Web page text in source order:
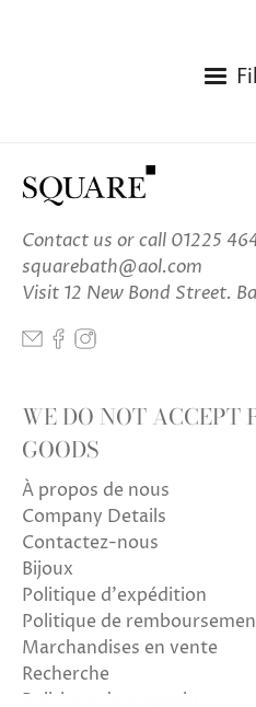
Contact us or call 01225
squarebath@aol.com
Visit 12 New Bond Street.
WE DO NOT ACCEPT
GOODS
À propos de nous
Company Details
Contactez-nous
Bijoux
Politique d'expédition
Politique de
Marchandises en vente
Recherche
Politique du magasin